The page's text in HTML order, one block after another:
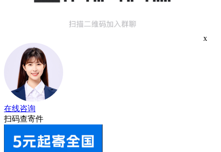
x
在线咨询
扫码查寄件